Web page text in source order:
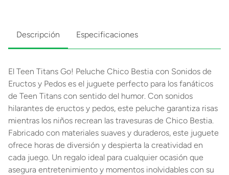
Descripción Especificaciones
El Teen Titans Go! Peluche Chico Bestia con Sonidos de
Eructos y Pedos es el juguete perfecto para los fanáticos
de Teen Titans con sentido del humor. Con sonidos
hilarantes de eructos y pedos, este peluche garantiza risas
mientras los niños recrean las travesuras de Chico Bestia.
Fabricado con materiales suaves y duraderos, este juguete
ofrece horas de diversión y despierta la creatividad en
cada juego. Un regalo ideal para cualquier ocasión que
asegura entretenimiento y momentos inolvidables con su